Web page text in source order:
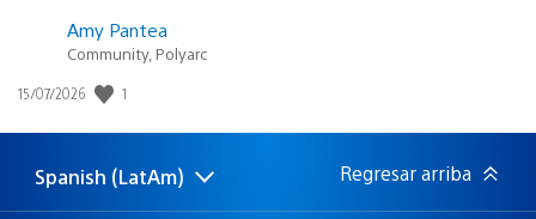
Amy Pantea
Community, Polyarc
Fecha
publicación:
15/07/2026 1
Elige
una
Región
actual:
Spanish (LatAm) Regresar arriba